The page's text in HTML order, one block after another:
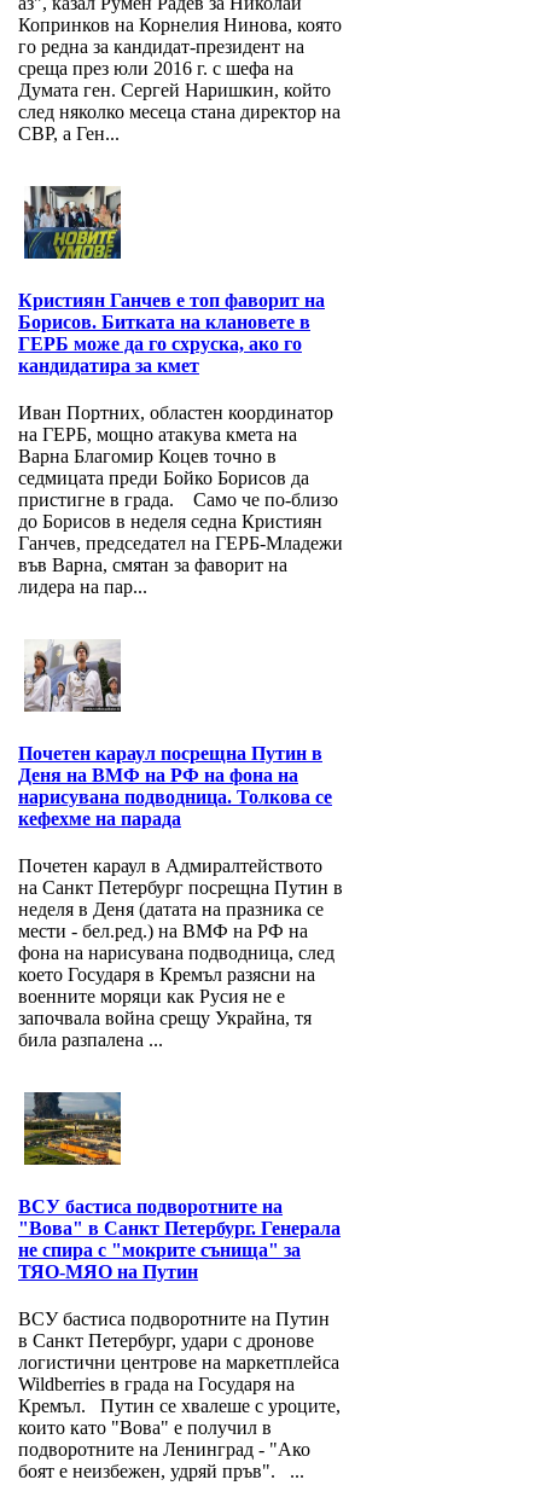
Копринков на Корнелия Нинова, която
го редна за кандидат-президент на
среща през юли 2016 г. с шефа на
Думата ген. Сергей Наришкин, който
след няколко месеца стана директор на
СВР, а Ген...
Кристиян Ганчев е топ фаворит на
Борисов. Битката на клановете в
ГЕРБ може да го схруска, ако го
кандидатира за кмет
Иван Портних, областен координатор
на ГЕРБ, мощно атакува кмета на
Варна Благомир Коцев точно в
седмицата преди Бойко Борисов да
пристигне в града. Само че по-близо
до Борисов в неделя седна Кристиян
Ганчев, председател на ГЕРБ-Младежи
във Варна, смятан за фаворит на
лидера на пар...
Почетен караул посрещна Путин в
Деня на ВМФ на РФ на фона на
нарисувана подводница. Толкова се
кефехме на парада
Почетен караул в Адмиралтейството
на Санкт Петербург посрещна Путин в
неделя в Деня (датата на празника се
мести - бел.ред.) на ВМФ на РФ на
фона на нарисувана подводница, след
което Государя в Кремъл разясни на
военните моряци как Русия не е
започвала война срещу Украйна, тя
била разпалена ...
ВСУ бастиса подворотните на
"Вова" в Санкт Петербург. Генерала
не спира с "мокрите сънища" за
ТЯО-МЯО на Путин
ВСУ бастиса подворотните на Путин
в Санкт Петербург, удари с дронове
логистични центрове на маркетплейса
Wildberries в града на Государя на
Кремъл. Путин се хвалеше с уроците,
които като "Вова" е получил в
подворотните на Ленинград - "Ако
боят е неизбежен, удряй пръв". ...